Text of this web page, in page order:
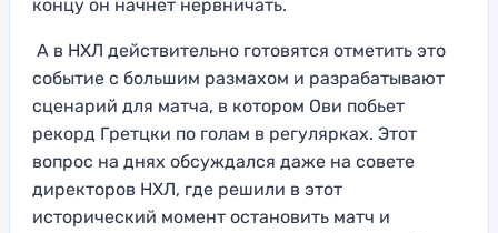
концу он начнет нервничать.
А в НХЛ действительно готовятся отметить это
событие с большим размахом и разрабатывают
сценарий для матча, в котором Ови побьет
рекорд Гретцки по голам в регулярках. Этот
вопрос на днях обсуждался даже на совете
директоров НХЛ, где решили в этот
исторический момент остановить матч и